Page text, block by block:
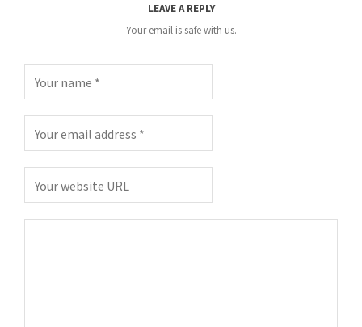
LEAVE A REPLY
Your email is safe with us.